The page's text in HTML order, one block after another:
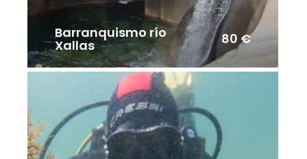
Barranquismo río
Xallas 80 €